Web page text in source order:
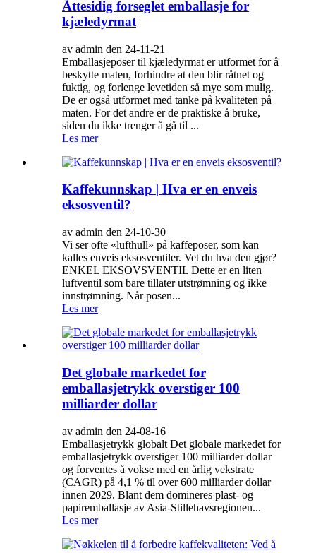
Åttesidig forseglet emballasje for
kjæledyrmat
av admin den 24-11-21
Emballasjeposer til kjæledyrmat er utformet for å
beskytte maten, forhindre at den blir råtnet og
fuktig, og forlenge levetiden så mye som mulig.
De er også utformet med tanke på kvaliteten på
maten. For det andre er de praktiske å bruke,
siden du ikke trenger å gå til ...
Les mer
Kaffekunnskap | Hva er en enveis
eksosventil?
av admin den 24-10-30
Vi ser ofte «lufthull» på kaffeposer, som kan
kalles enveis eksosventiler. Vet du hva den gjør?
ENKEL EKSOVSVENTIL Dette er en liten
luftventil som bare tillater utstrømning og ikke
innstrømning. Når posen...
Les mer
Det globale markedet for
emballasjetrykk overstiger 100
milliarder dollar
av admin den 24-08-16
Emballasjetrykk globalt Det globale markedet for
emballasjetrykk overstiger 100 milliarder dollar
og forventes å vokse med en årlig vekstrate
(CAGR) på 4,1 % til over 600 milliarder dollar
innen 2029. Blant dem domineres plast- og
papiremballasje av Asia-Stillehavsregionen...
Les mer